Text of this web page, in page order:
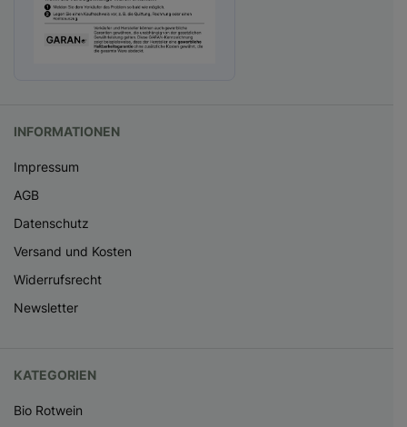
INFORMATIONEN
Impressum
AGB
Datenschutz
Versand und Kosten
Widerrufsrecht
Newsletter
KATEGORIEN
Bio Rotwein